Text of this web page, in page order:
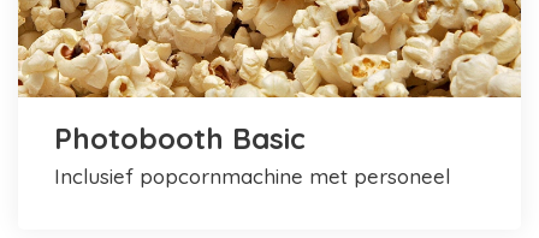
Photobooth Basic
inclusief popcornmachine met personeel